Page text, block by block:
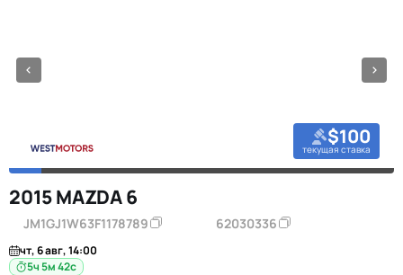
$100
текущая ставка
2015 MAZDA 6
JM1GJ1W63F1178789 62030336
чт, 6 авг, 14:00
5ч 5м 42с